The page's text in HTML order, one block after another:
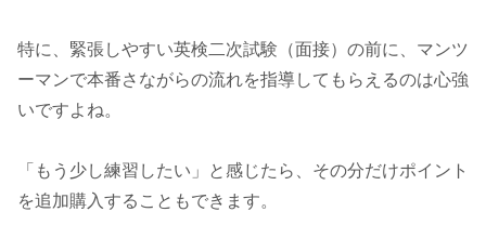
特に、緊張しやすい英検二次試験（面接）の前に、マンツ
ーマンで本番さながらの流れを指導してもらえるのは心強
いですよね。
「もう少し練習したい」と感じたら、その分だけポイント
を追加購入することもできます。